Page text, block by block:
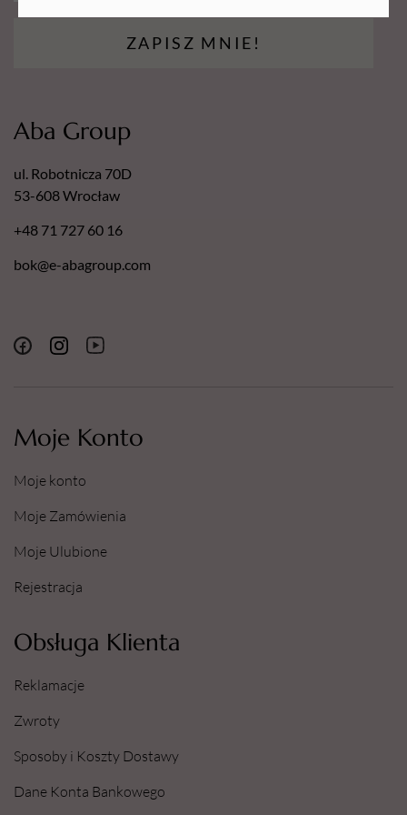
ZAPISZ MNIE!
Moje Konto
Moje konto
Moje Zamówienia
Moje Ulubione
Rejestracja
Obsługa Klienta
Reklamacje
Zwroty
Sposoby i Koszty Dostawy
Dane Konta Bankowego
Aba Group
ul. Robotnicza 70D
53-608 Wrocław
+48 71 727 60 16
bok@e-abagroup.com